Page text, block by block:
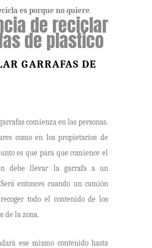
es porque no quiere.
GARRAFAS DE
comienza en las personas.
como en los propietarios de
es que para que comience el
debe llevar la garrafa a un
entonces cuando un camión
todo el contenido de los
de la zona.
ese mismo contenido hasta